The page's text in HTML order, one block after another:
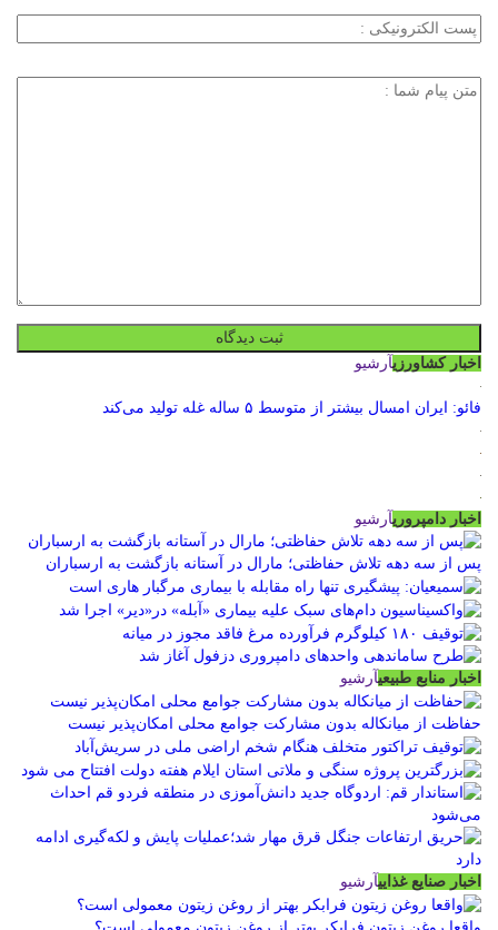
اخبار کشاورزیآرشیو
فائو: ایران امسال بیشتر از متوسط ۵ ساله غله تولید می‌کند
اخبار دامپروریآرشیو
پس از سه دهه تلاش حفاظتی؛ مارال در آستانه بازگشت به ارسباران
اخبار منابع طبیعیآرشیو
حفاظت از میانکاله بدون مشارکت جوامع محلی امکان‌پذیر نیست
اخبار صنایع غذاییآرشیو